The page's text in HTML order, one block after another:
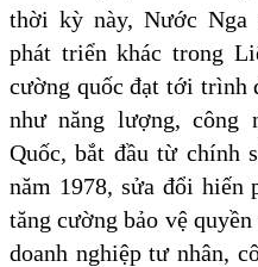
thời kỳ này, Nước Nga
phát triển khác trong
cường quốc đạt tới trình
như năng lượng, công
Quốc, bắt đầu từ chính
năm 1978, sửa đổi hiến
tăng cường bảo vệ
doanh nghiệp tư nhân,